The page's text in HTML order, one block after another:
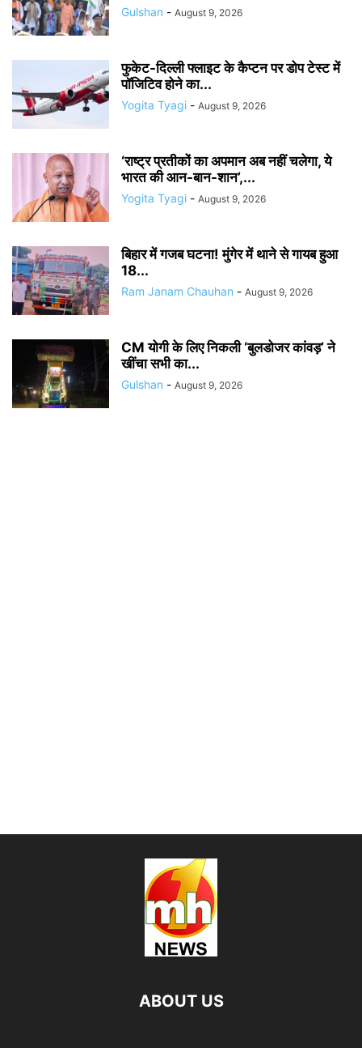
Gulshan - August 9, 2026
फुकेट-दिल्ली फ्लाइट के कैप्टन पर डोप टेस्ट में
पॉजिटिव होने का...
Yogita Tyagi - August 9, 2026
‘राष्ट्र प्रतीकों का अपमान अब नहीं चलेगा, ये
भारत की आन-बान-शान’,...
Yogita Tyagi - August 9, 2026
बिहार में गजब घटना! मुंगेर में थाने से गायब हुआ
18...
Ram Janam Chauhan - August 9, 2026
CM योगी के लिए निकली ‘बुलडोजर कांवड़’ ने
खींचा सभी का...
Gulshan - August 9, 2026
ABOUT US